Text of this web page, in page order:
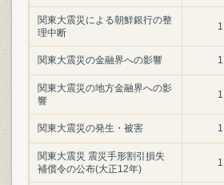
関東大震災による朝鮮銀行の整
理中断
1
関東大震災の金融界への影響 1
関東大震災の地方金融界への影
響
1
関東大震災の発生・被害 1
関東大震災 震災手形割引損失
補償令の公布(大正12年)
1